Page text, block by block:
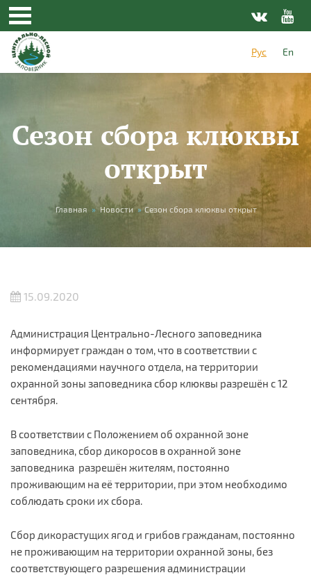
Перейти к основному содержанию
Рус
En
Сезон сбора клюквы
открыт
Вы здесь
Главная » Новости » Сезон сбора клюквы открыт
15.09.2020
Администрация Центрально-Лесного заповедника
информирует граждан о том, что в соответствии с
рекомендациями научного отдела, на территории
охранной зоны заповедника сбор клюквы разрешён с 12
сентября.
В соответствии с Положением об охранной зоне
заповедника, сбор дикоросов в охранной зоне
заповедника разрешён жителям, постоянно
проживающим на её территории, при этом необходимо
соблюдать сроки их сбора.
Сбор дикорастущих ягод и грибов гражданам, постоянно
не проживающим на территории охранной зоны, без
соответствующего разрешения администрации